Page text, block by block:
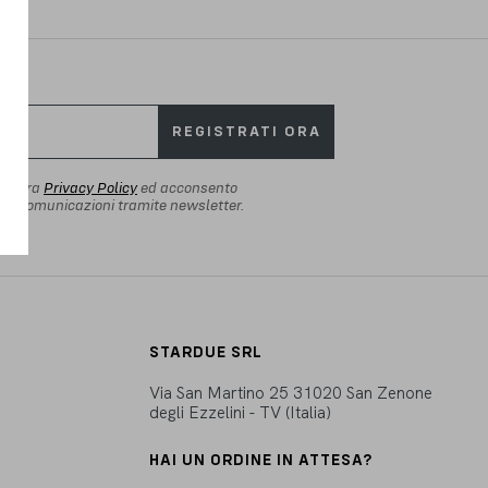
REGISTRATI ORA
Privacy Policyed acconsento
comunicazioni tramite newsletter.
STARDUE SRL
Via San Martino 25 31020 San Zenone
degli Ezzelini - TV (Italia)
HAI UN ORDINE IN ATTESA?